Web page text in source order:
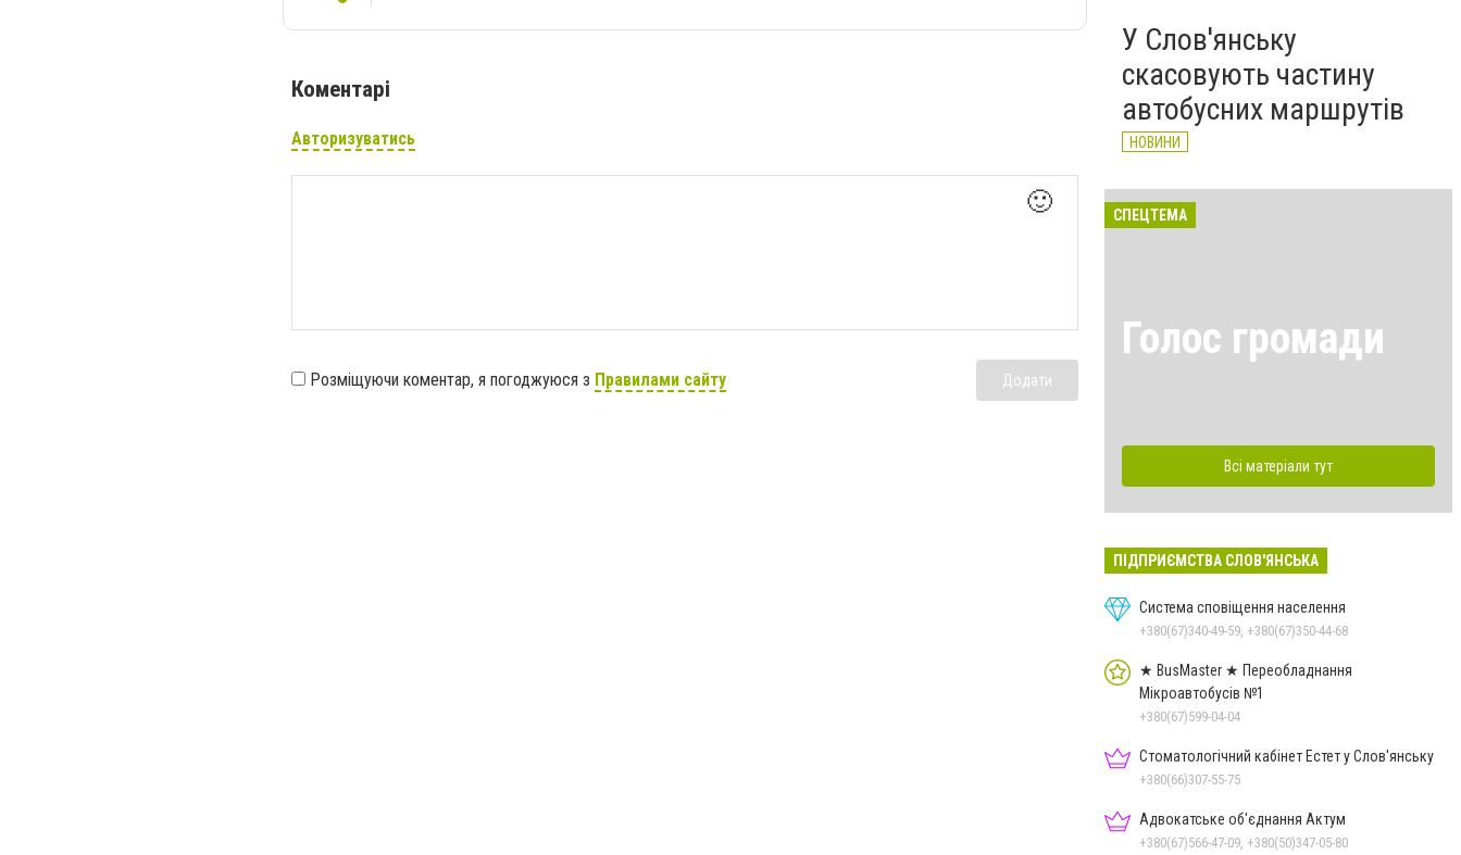
Коментарі
Авторизуватись
🙂
Розміщуючи коментар, я погоджуюся з Правилами сайту Додати
У Слов'янську
скасовують частину
автобусних маршрутів
НОВИНИ
СПЕЦТЕМА
Голос громади
Всі матеріали тут
ПІДПРИЄМСТВА СЛОВ'ЯНСЬКА
Система сповіщення населення
+380(67)340-49-59, +380(67)350-44-68
★ BusMaster ★ Переобладнання
Мікроавтобусів №1
+380(67)599-04-04
Стоматологічний кабінет Естет у Слов'янську
+380(66)307-55-75
Адвокатське об'єднання Актум
+380(67)566-47-09, +380(50)347-05-80